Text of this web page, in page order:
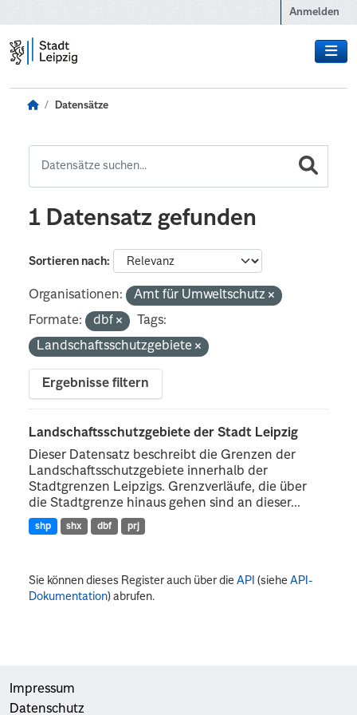
Anmelden
Datensätze
1 Datensatz gefunden
Sortieren nach
Organisationen:
Amt für Umweltschutz
Formate:
dbf
Tags:
Landschaftsschutzgebiete
Ergebnisse filtern
Landschaftsschutzgebiete der Stadt Leipzig
Dieser Datensatz beschreibt die Grenzen der
Landschaftsschutzgebiete innerhalb der
Stadtgrenzen Leipzigs. Grenzverläufe, die über
die Stadtgrenze hinaus gehen sind an dieser...
shp shx dbf prj
Sie können dieses Register auch über dieAPI (sieheAPI-
Dokumentation) abrufen.
Impressum
Datenschutz